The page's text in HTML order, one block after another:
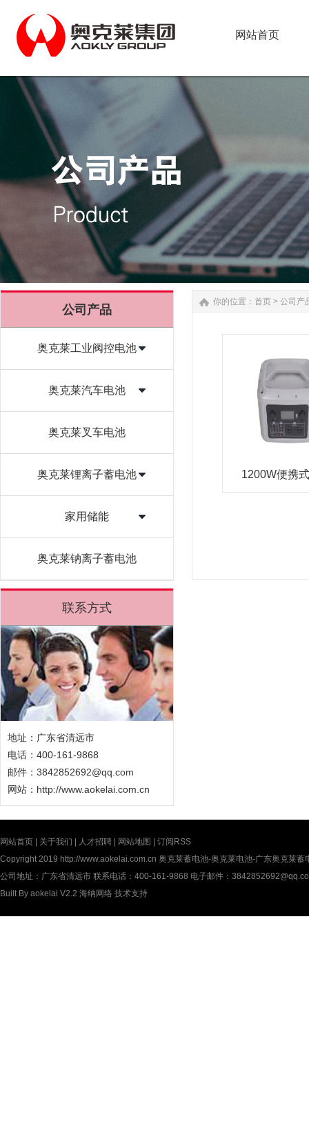
网站首页
公司产品
奥克莱工业阀控电池
奥克莱汽车电池
奥克莱叉车电池
奥克莱锂离子蓄电池
家用储能
奥克莱钠离子蓄电池
联系方式
地址：广东省清远市
电话：400-161-9868
邮件：3842852692@qq.com
网站： http://www.aokelai.com.cn
你的位置： 首页 > 公司产
1200W便携
网站首页 关于我们 人才招聘 网站地图
订阅RSS
Copyright 2019 http://www.aokelai.com.cn 奥克莱蓄电池-奥克莱电池-广东奥克莱
公司地址：广东省清远市 联系电话：400-161-9868 电子邮件：
Built By aokelai V2.2 海纳网络 技术支持